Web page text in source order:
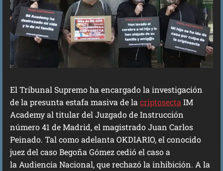
El Tribunal Supremo ha encargado la investigación
de la presunta estafa masiva de la criptosecta IM
Academy al titular del Juzgado de Instrucción
número 41 de Madrid, el magistrado Juan Carlos
Peinado. Tal como adelanta OKDIARIO, el conocido
juez del caso Begoña Gómez cedió el caso a
la Audiencia Nacional, que rechazó la inhibición. A la